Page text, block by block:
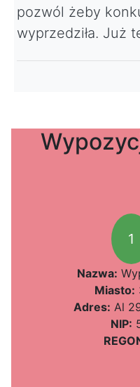
pozwól żeby
wyprzedziła. Już
1
Nazwa:
Miasto:
Adres: Al
NIP: